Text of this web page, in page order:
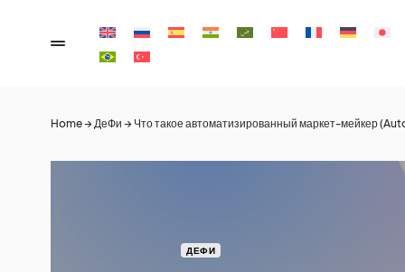
Home→ДеФи → Что такое автоматизированный маркет‑мейкер
ДЕФИ